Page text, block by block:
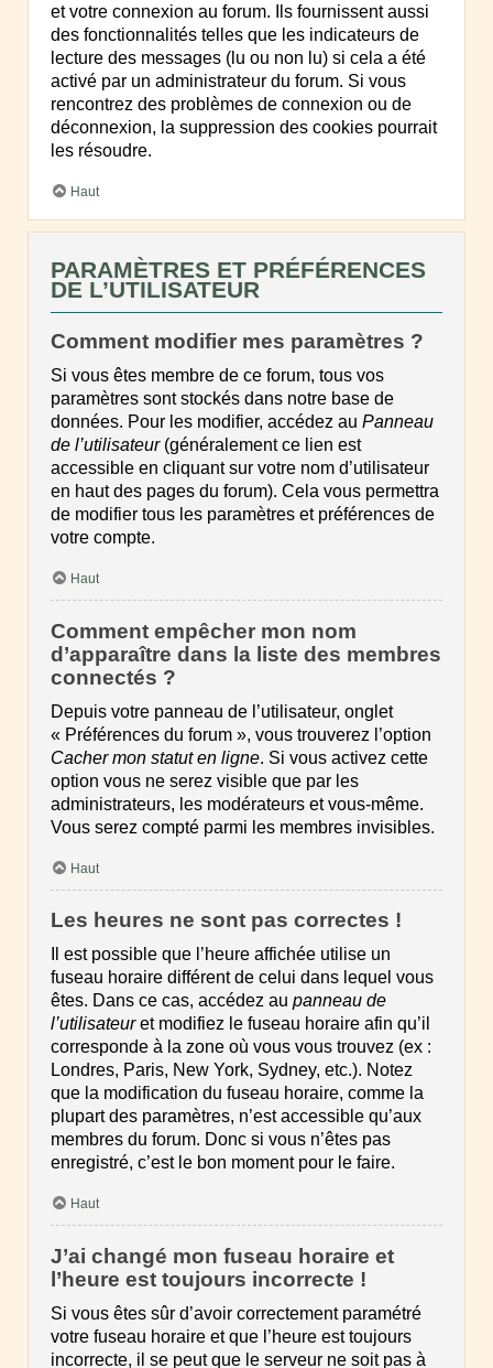
et votre connexion au forum. Ils fournissent aussi
des fonctionnalités telles que les indicateurs de
lecture des messages (lu ou non lu) si cela a été
activé par un administrateur du forum. Si vous
rencontrez des problèmes de connexion ou de
déconnexion, la suppression des cookies pourrait
les résoudre.
Haut
PARAMÈTRES ET PRÉFÉRENCES
DE L’UTILISATEUR
Comment modifier mes paramètres ?
Si vous êtes membre de ce forum, tous vos
paramètres sont stockés dans notre base de
données. Pour les modifier, accédez au Panneau
de l’utilisateur(généralement ce lien est
accessible en cliquant sur votre nom d’utilisateur
en haut des pages du forum). Cela vous permettra
de modifier tous les paramètres et préférences de
votre compte.
Haut
Comment empêcher mon nom
d’apparaître dans la liste des membres
connectés ?
Depuis votre panneau de l’utilisateur, onglet
« Préférences du forum », vous trouverez l’option
Cacher mon statut en ligne. Si vous activez cette
option vous ne serez visible que par les
administrateurs, les modérateurs et vous-même.
Vous serez compté parmi les membres invisibles.
Haut
Les heures ne sont pas correctes !
Il est possible que l’heure affichée utilise un
fuseau horaire différent de celui dans lequel vous
êtes. Dans ce cas, accédez au panneau de
l’utilisateuret modifiez le fuseau horaire afin qu’il
corresponde à la zone où vous vous trouvez (ex :
Londres, Paris, New York, Sydney, etc.). Notez
que la modification du fuseau horaire, comme la
plupart des paramètres, n’est accessible qu’aux
membres du forum. Donc si vous n’êtes pas
enregistré, c’est le bon moment pour le faire.
Haut
J’ai changé mon fuseau horaire et
l’heure est toujours incorrecte !
Si vous êtes sûr d’avoir correctement paramétré
votre fuseau horaire et que l’heure est toujours
incorrecte, il se peut que le serveur ne soit pas à